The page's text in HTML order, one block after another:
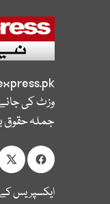
وزٹ کی
جملہ حقوق
ایکسپریس